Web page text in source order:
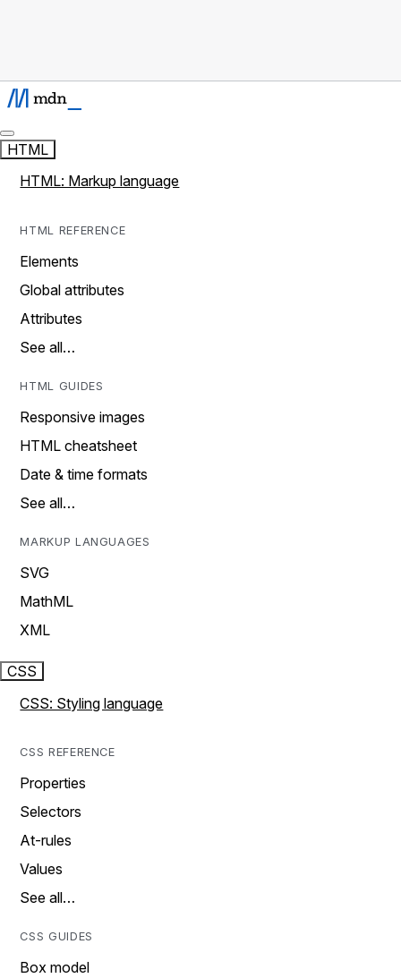
HTML
HTML: Markup language
HTML REFERENCE
Elements
Global attributes
Attributes
See all…
HTML GUIDES
Responsive images
HTML cheatsheet
Date & time formats
See all…
MARKUP LANGUAGES
SVG
MathML
XML
CSS
CSS: Styling language
CSS REFERENCE
Properties
Selectors
At-rules
Values
See all…
CSS GUIDES
Box model